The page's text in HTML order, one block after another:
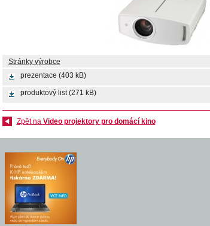
Stránky výrobce
prezentace (403 kB)
produktový list(271 kB)
Zpět na Video projektory pro domácí kino